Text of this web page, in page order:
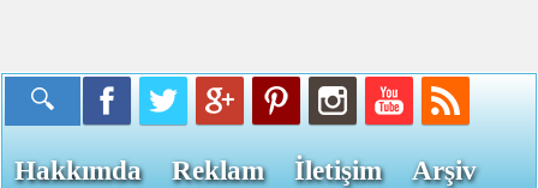
Hakkımda Reklam İletişim Arşiv